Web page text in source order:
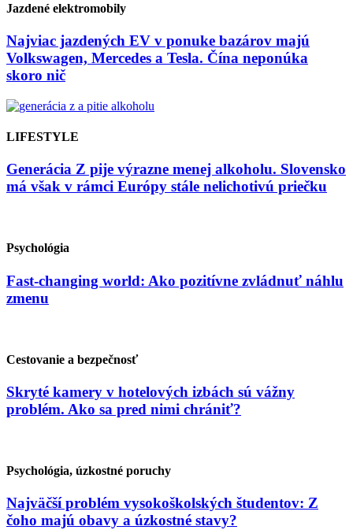
Jazdené elektromobily
Najviac jazdených EV v ponuke bazárov majú
Volkswagen, Mercedes a Tesla. Čína neponúka
skoro nič
LIFESTYLE
Generácia Z pije výrazne menej alkoholu. Slovensko
má však v rámci Európy stále nelichotivú priečku
Psychológia
Fast-changing world: Ako pozitívne zvládnuť náhlu
zmenu
Cestovanie a bezpečnosť
Skryté kamery v hotelových izbách sú vážny
problém. Ako sa pred nimi chrániť?
Psychológia, úzkostné poruchy
Najväčší problém vysokoškolských študentov: Z
čoho majú obavy a úzkostné stavy?